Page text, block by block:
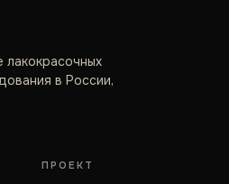
в России,
ПРОЕКТ